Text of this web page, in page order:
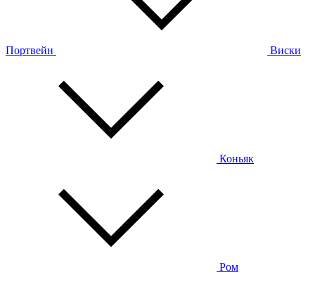
Портвейн Виски
Коньяк
Ром